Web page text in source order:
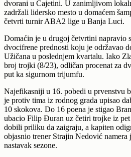
dvorani u Čajetini. U zanimljivom
zadržali lidersko mesto u domaćem
četvrti turnir ABA2 lige u Banja Luci.
Domaćin je u drugoj četvrtini napravio
dvocifrene prednosti koju je održavao
Užičana u poslednjem kvartalu. Iako
broj trojki (8/23), odličan procenat za
put ka sigurnom trijumfu.
Najefikasniji u 16. pobedi u prvenstvu
je protiv tima iz rodnog grada upisao
10 skokova. Do 16 poena je stigao
ubacio Filip Đuran uz četiri trojke iz
dobili priliku da zaigraju, a kapiten
objasnio trener Strajin Nedović namera
nastavak sezone.